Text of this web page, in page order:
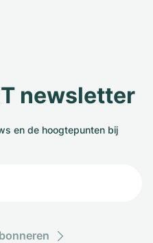
newsletter
en de hoogtepunten bij